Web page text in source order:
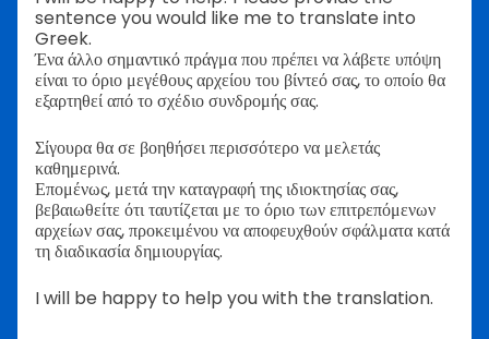
sentence you would like me to translate into
Greek.
Ένα άλλο σημαντικό πράγμα που πρέπει να λάβετε υπόψη
είναι το όριο μεγέθους αρχείου του βίντεό σας, το οποίο θα
εξαρτηθεί από το σχέδιο συνδρομής σας.
Σίγουρα θα σε βοηθήσει περισσότερο να μελετάς
καθημερινά.
Επομένως, μετά την καταγραφή της ιδιοκτησίας σας,
βεβαιωθείτε ότι ταυτίζεται με το όριο των επιτρεπόμενων
αρχείων σας, προκειμένου να αποφευχθούν σφάλματα κατά
τη διαδικασία δημιουργίας.
I will be happy to help you with the translation.